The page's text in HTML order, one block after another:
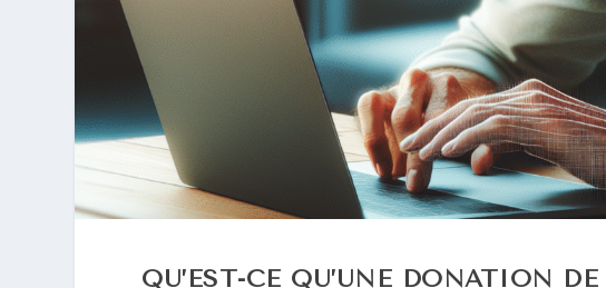
QU’EST-CE QU’UNE DONATION